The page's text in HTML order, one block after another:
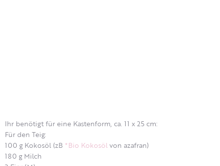
Ihr benötigt für eine Kastenform, ca. 11 x 25 cm:
Für den Teig:
100 g Kokosöl (zB *Bio Kokosölvon azafran)
180 g Milch